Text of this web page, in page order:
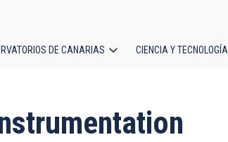
DE CANARIAS CIENCIA Y TECNOLOGÍA